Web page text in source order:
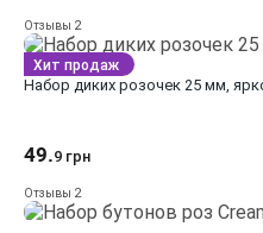
Отзывы 2
Набор диких розочек 25 мм,
49.9 грн
Отзывы 2
Хит продаж